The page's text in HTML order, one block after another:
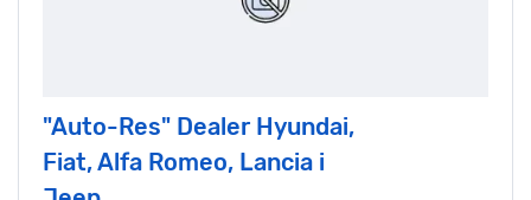
"Auto-Res" Dealer Hyundai,
Fiat, Alfa Romeo, Lancia i